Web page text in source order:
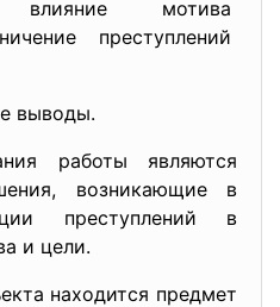
мотива
преступлений
выводы.
работы являются
возникающие в
преступлений в
и цели.
находится предмет